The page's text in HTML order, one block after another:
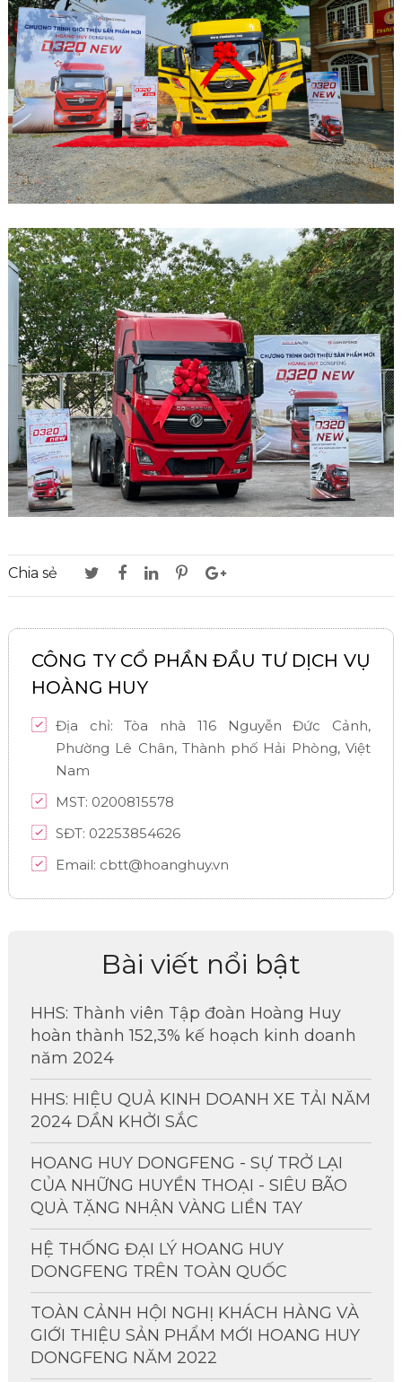
Chia sẻ
CÔNG TY CỔ PHẦN ĐẦU TƯ DỊCH VỤ
HOÀNG HUY
Địa chỉ: Tòa nhà 116 Nguyễn Đức Cảnh,
Phường Lê Chân, Thành phố Hải Phòng, Việt
Nam
MST: 0200815578
SĐT: 02253854626
Email: cbtt@hoanghuy.vn
Bài viết nổi bật
HHS: Thành viên Tập đoàn Hoàng Huy
hoàn thành 152,3% kế hoạch kinh doanh
năm 2024
HHS: HIỆU QUẢ KINH DOANH XE TẢI NĂM
2024 DẦN KHỞI SẮC
HOANG HUY DONGFENG - SỰ TRỞ LẠI
CỦA NHỮNG HUYỀN THOẠI - SIÊU BÃO
QUÀ TẶNG NHẬN VÀNG LIỀN TAY
HỆ THỐNG ĐẠI LÝ HOANG HUY
DONGFENG TRÊN TOÀN QUỐC
TOÀN CẢNH HỘI NGHỊ KHÁCH HÀNG VÀ
GIỚI THIỆU SẢN PHẨM MỚI HOANG HUY
DONGFENG NĂM 2022